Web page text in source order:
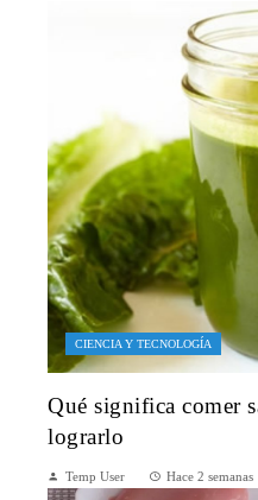
CIENCIA Y TECNOLOGÍA
Qué significa comer
lograrlo
Temp User Hace 2 semanas